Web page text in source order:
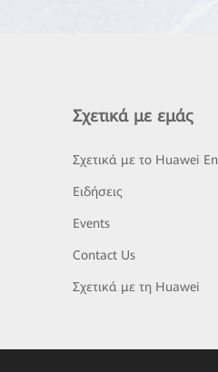
Σχετικά με εμάς
Σχετικά με το Huawei
Ειδήσεις
Events
Contact Us
Σχετικά με τη Huawei